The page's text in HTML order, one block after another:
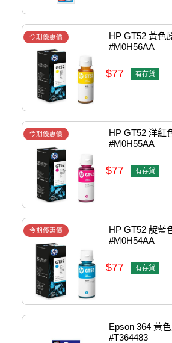
今期優惠價
HP GT52 黃色
#M0H56AA
$77 有存貨
今期優惠價
HP GT52 洋紅
#M0H55AA
$77 有存貨
今期優惠價
HP GT52 靛藍
#M0H54AA
$77 有存貨
Epson 364 黃
#T364483